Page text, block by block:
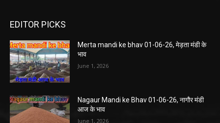
EDITOR PICKS
Merta mandi ke bhav 01-06-26, मेड़ता मंडी के
भाव
June 1, 2026
Nagaur Mandi ke Bhav 01-06-26, नागौर मंडी
आज के भाव
June 1, 2026